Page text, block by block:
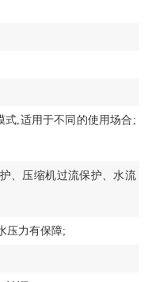
式,适用于不同的使用场合;
、压缩机过流保护、水流
压力有保障;